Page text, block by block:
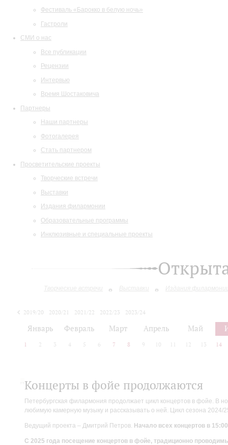
Фестиваль «Барокко в белую ночь»
Гастроли
СМИ о нас
Все публикации
Рецензии
Интервью
Время Шостаковича
Партнеры
Наши партнеры
Фотогалерея
Стать партнером
Просветительские проекты
Творческие встречи
Выставки
Издания филармонии
Образовательные программы
Инклюзивные и специальные проекты
Творческие встречи Выставки Издания
2019/20 2020/21 2021/22 2022/23
2023/24
Январь Февраль Март Апрель Май
1 2 3 4 5 6 7 8 9 10 12 13 14
Концерты в фойе продолжаются
Петербургская филармония продолжает цикл концертов в фойе. В
любимую камерную музыку и рассказывать о ней. Цикл сезона
Ведущий проекта – Дмитрий Петров. Начало всех концертов в
С 2025 года посещение концертов в фойе, традиционно